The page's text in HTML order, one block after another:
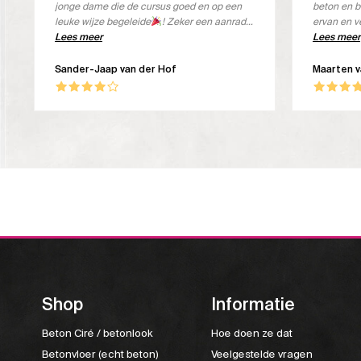
Sander-Jaap van der Hof
jonge dame die de cursus goed en op een
leuke wijze begeleide
! Zeker een aanrader
om deze cursus bij Beton Aparte te volgen.
Lees meer
Maarten
beton en
ervan en
de koffie is
Lees meer
Shop
Beton Ciré / betonlook
Betonvloer (echt beton)
Informatie
Hoe doen ze dat
Veelgestelde vragen